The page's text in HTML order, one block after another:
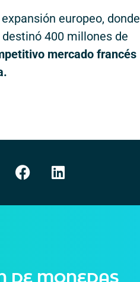
europeo, donde
400 millones de
mercado francés
DE MONEDAS